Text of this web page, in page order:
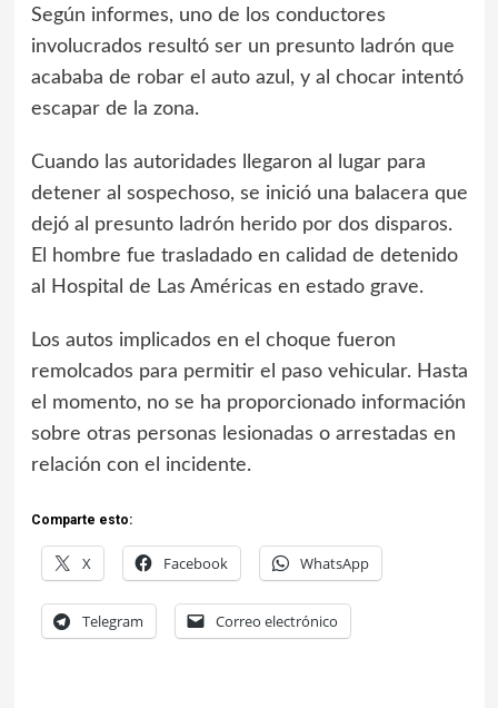
Según informes, uno de los conductores
involucrados resultó ser un presunto ladrón que
acababa de robar el auto azul, y al chocar intentó
escapar de la zona.
Cuando las autoridades llegaron al lugar para
detener al sospechoso, se inició una balacera que
dejó al presunto ladrón herido por dos disparos.
El hombre fue trasladado en calidad de detenido
al Hospital de Las Américas en estado grave.
Los autos implicados en el choque fueron
remolcados para permitir el paso vehicular. Hasta
el momento, no se ha proporcionado información
sobre otras personas lesionadas o arrestadas en
relación con el incidente.
Comparte esto:
X Facebook WhatsApp
Telegram Correo electrónico